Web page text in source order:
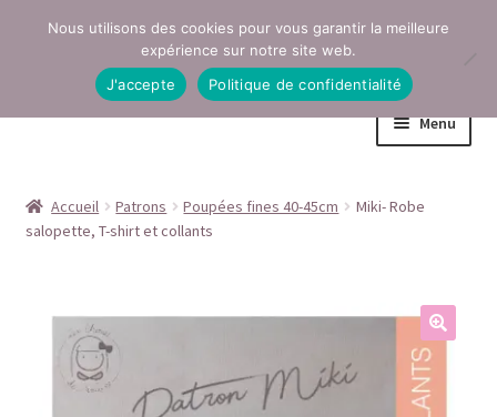
Aller
navigation
Aller
Menu
Conditions générales de vente
Mentions légales
Accueil Patrons Poupées fines 40-45cm
Miki- Robe
salopette, T-shirt et collants
Nous utilisons des cookies pour vous garantir la meilleure
expérience sur notre site web.
J'accepte
Politique de confidentialité